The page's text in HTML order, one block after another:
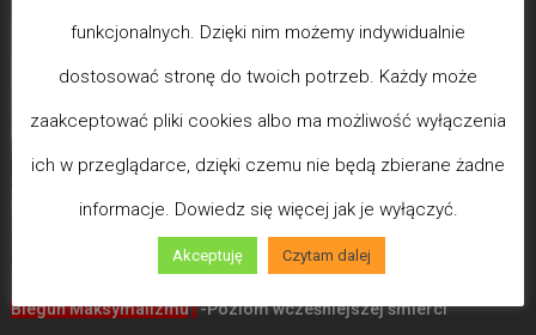
Biegun Maksymalizmu -Poziom wcześniejszej śmierci
funkcjonalnych. Dzięki nim możemy indywidualnie
dostosować stronę do twoich potrzeb. Każdy może
zaakceptować pliki cookies albo ma możliwość wyłączenia
ich w przeglądarce, dzięki czemu nie będą zbierane żadne
informacje. Dowiedz się więcej jak je wyłączyć.
Akceptuję Czytam dalej